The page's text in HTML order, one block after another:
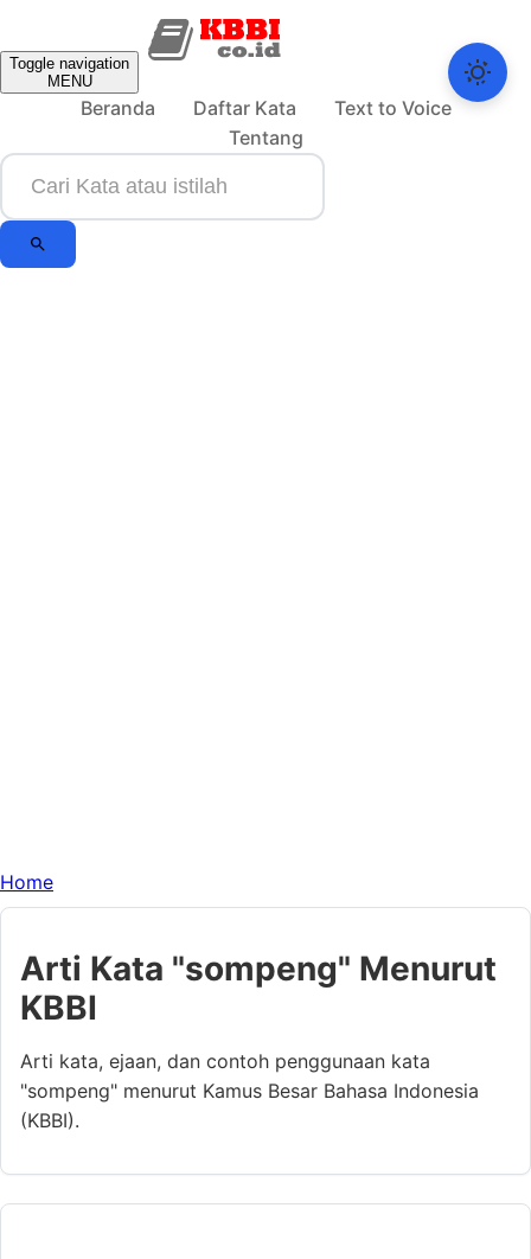
Toggle navigation
MENU
Beranda Daftar Kata
Text to Voice
Tentang
Home
Arti Kata "sompeng" Menurut
KBBI
Arti kata, ejaan, dan contoh penggunaan kata
"sompeng" menurut Kamus Besar Bahasa Indonesia
(KBBI).